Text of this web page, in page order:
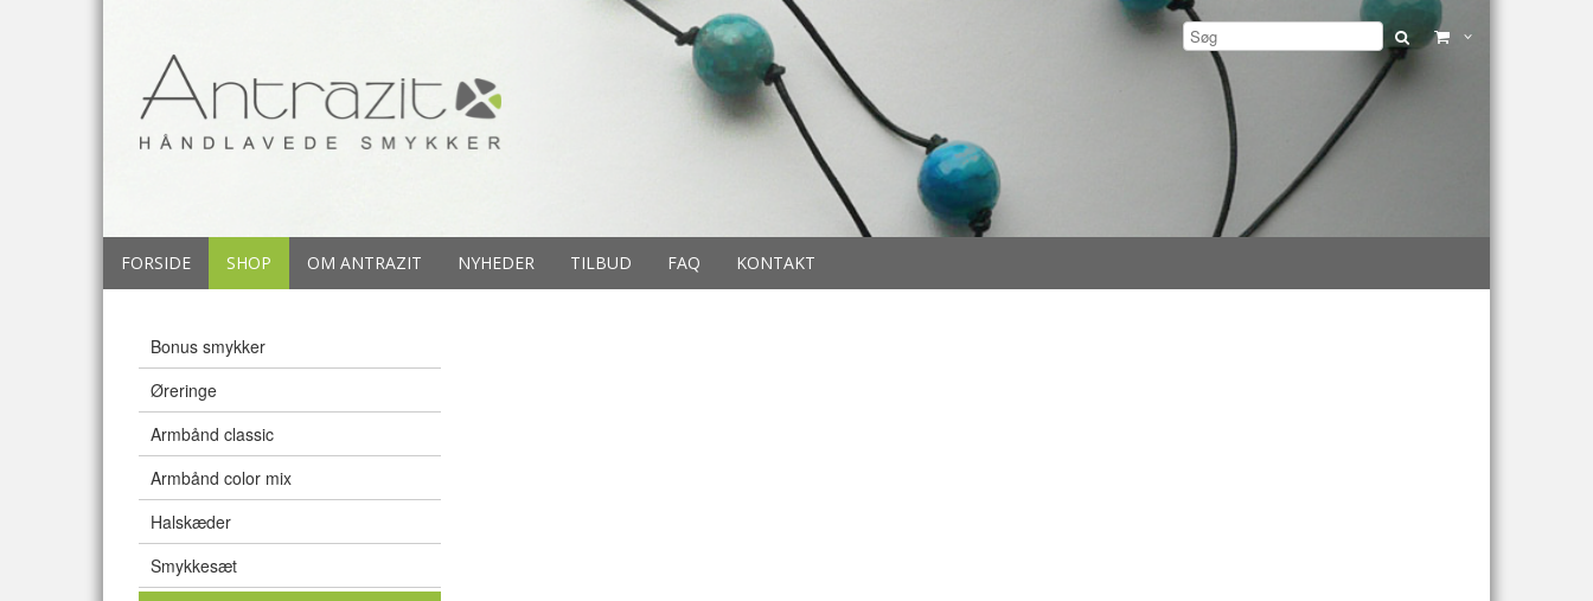
FORSIDE SHOP OM ANTRAZIT NYHEDER TILBUD FAQ KONTAKT
Bonus smykker
Øreringe
Armbånd classic
Armbånd color mix
Halskæder
Smykkesæt